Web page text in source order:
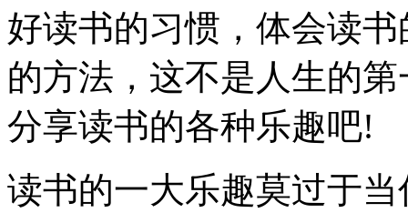
好读书的习惯，体会读
的方法，这不是人生的
分享读书的各种乐趣吧!
读书的一大乐趣莫过于